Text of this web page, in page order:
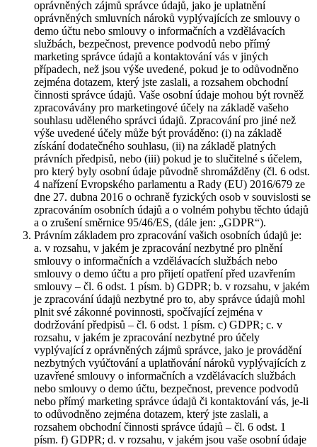
oprávněných zájmů správce údajů, jako je uplatnění
oprávněných smluvních nároků vyplývajících ze smlouvy o
demo účtu nebo smlouvy o informačních a vzdělávacích
službách, bezpečnost, prevence podvodů nebo přímý
marketing správce údajů a kontaktování vás v jiných
případech, než jsou výše uvedené, pokud je to odůvodněno
zejména dotazem, který jste zaslali, a rozsahem obchodní
činnosti správce údajů. Vaše osobní údaje mohou být rovněž
zpracovávány pro marketingové účely na základě vašeho
souhlasu uděleného správci údajů. Zpracování pro jiné než
výše uvedené účely může být prováděno: (i) na základě
získání dodatečného souhlasu, (ii) na základě platných
právních předpisů, nebo (iii) pokud je to slučitelné s účelem,
pro který byly osobní údaje původně shromážděny (čl. 6 odst.
4 nařízení Evropského parlamentu a Rady (EU) 2016/679 ze
dne 27. dubna 2016 o ochraně fyzických osob v souvislosti se
zpracováním osobních údajů a o volném pohybu těchto údajů
a o zrušení směrnice 95/46/ES, (dále jen: „GDPR“).
Právním základem pro zpracování vašich osobních údajů je:
a. v rozsahu, v jakém je zpracování nezbytné pro plnění
smlouvy o informačních a vzdělávacích službách nebo
smlouvy o demo účtu a pro přijetí opatření před uzavřením
smlouvy – čl. 6 odst. 1 písm. b) GDPR; b. v rozsahu, v jakém
je zpracování údajů nezbytné pro to, aby správce údajů mohl
plnit své zákonné povinnosti, spočívající zejména v
dodržování předpisů – čl. 6 odst. 1 písm. c) GDPR; c. v
rozsahu, v jakém je zpracování nezbytné pro účely
vyplývající z oprávněných zájmů správce, jako je provádění
nezbytných vyúčtování a uplatňování nároků vyplývajících z
uzavřené smlouvy o informačních a vzdělávacích službách
nebo smlouvy o demo účtu, bezpečnost, prevence podvodů
nebo přímý marketing správce údajů či kontaktování vás, je-li
to odůvodněno zejména dotazem, který jste zaslali, a
rozsahem obchodní činnosti správce údajů – čl. 6 odst. 1
písm. f) GDPR; d. v rozsahu, v jakém jsou vaše osobní údaje